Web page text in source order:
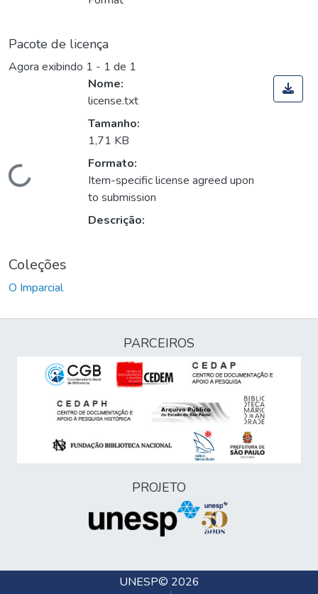
Pacote de licença
Agora exibindo 1 - 1 de 1
Carregando...
Nome:
license.txt
Tamanho:
1,71 KB
Formato:
Item-specific license agreed upon
to submission
Descrição:
Coleções
O Imparcial
PARCEIROS
PROJETO
UNESP© 2026